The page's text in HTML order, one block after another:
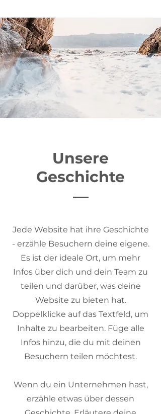
Unsere
Geschichte
Jede Website hat ihre Geschichte
- erzähle Besuchern deine eigene.
Es ist der ideale Ort, um mehr
Infos über dich und dein Team zu
teilen und darüber, was deine
Website zu bieten hat.
Doppelklicke auf das Textfeld, um
Inhalte zu bearbeiten. Füge alle
Infos hinzu, die du mit deinen
Besuchern teilen möchtest.
Wenn du ein Unternehmen hast,
erzähle etwas über dessen